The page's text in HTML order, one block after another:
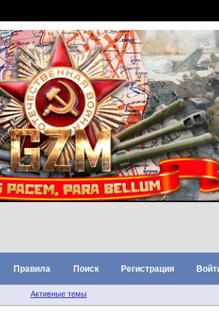
Правила Поиск Регистрация
Активные темы